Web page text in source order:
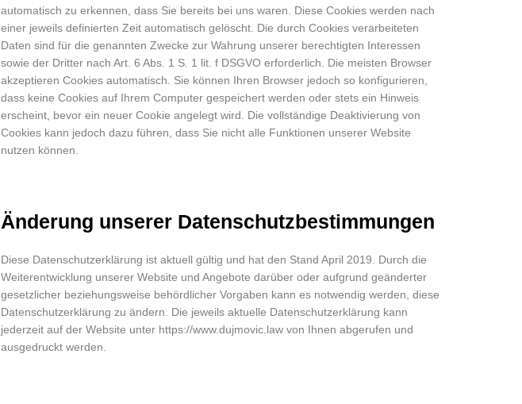
automatisch zu erkennen, dass Sie bereits bei uns waren. Diese Cookies werden nach
einer jeweils definierten Zeit automatisch gelöscht. Die durch Cookies verarbeiteten
Daten sind für die genannten Zwecke zur Wahrung unserer berechtigten Interessen
sowie der Dritter nach Art. 6 Abs. 1 S. 1 lit. f DSGVO erforderlich. Die meisten Browser
akzeptieren Cookies automatisch. Sie können Ihren Browser jedoch so konfigurieren,
dass keine Cookies auf Ihrem Computer gespeichert werden oder stets ein Hinweis
erscheint, bevor ein neuer Cookie angelegt wird. Die vollständige Deaktivierung von
Cookies kann jedoch dazu führen, dass Sie nicht alle Funktionen unserer Website
nutzen können.
Änderung unserer Datenschutzbestimmungen
Diese Datenschutzerklärung ist aktuell gültig und hat den Stand April 2019. Durch die
Weiterentwicklung unserer Website und Angebote darüber oder aufgrund geänderter
gesetzlicher beziehungsweise behördlicher Vorgaben kann es notwendig werden, diese
Datenschutzerklärung zu ändern. Die jeweils aktuelle Datenschutzerklärung kann
jederzeit auf der Website unter https://www.dujmovic.law von Ihnen abgerufen und
ausgedruckt werden.